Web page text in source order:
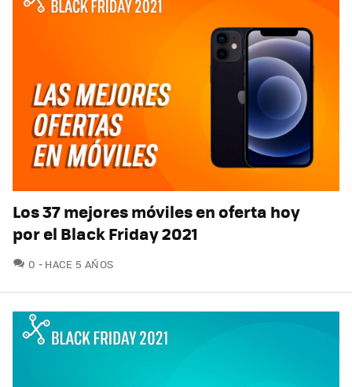
Los 37 mejores móviles en oferta hoy
por el Black Friday 2021
0 COMENTARIOS
HACE 5 AÑOS